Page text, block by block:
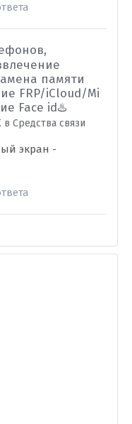
памяти
FRP/iCloud/Mi
Face id♨️
в Средства связи
экран -